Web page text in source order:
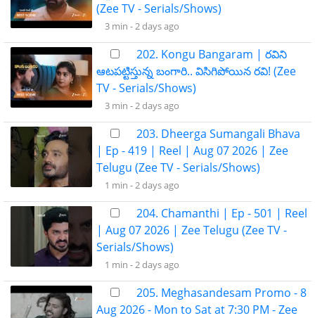
(Zee TV - Serials/Shows)
3 min -2 days ago
202. Kongu Bangaram | రవిని
ఆటపట్టిస్తున్న బంగారి.. విసిగిపోయిన రవి! (Zee
TV - Serials/Shows)
3 min -2 days ago
203. Dheerga Sumangali Bhava
| Ep - 419 | Reel | Aug 07 2026 | Zee
Telugu (Zee TV - Serials/Shows)
1 min -2 days ago
204. Chamanthi | Ep - 501 | Reel
| Aug 07 2026 | Zee Telugu (Zee TV -
Serials/Shows)
1 min -2 days ago
205. Meghasandesam Promo - 8
Aug 2026 - Mon to Sat at 7:30 PM - Zee